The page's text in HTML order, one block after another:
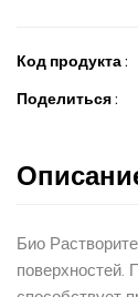
Код продукта :
Поделиться :
Био
поверхностей.